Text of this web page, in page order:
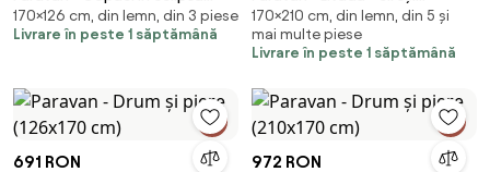
(126x170 cm)
170×126 cm, din lemn, din 3 piese
Livrare în peste 1 săptămână
(210x170 cm)
170×210 cm, din lemn, din 5 și
mai multe piese
Livrare în peste 1 săptămână
691 RON 972 RON